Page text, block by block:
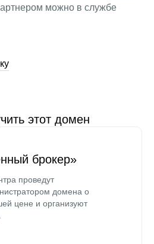
можно в службе
этот домен
брокер»
проведут
домена о
цене и организуют